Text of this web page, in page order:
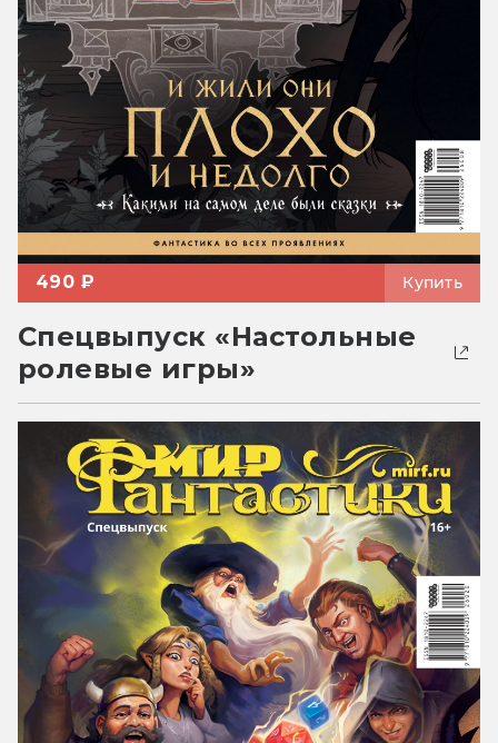
490 ₽ Купить
Спецвыпуск «Настольные
ролевые игры»